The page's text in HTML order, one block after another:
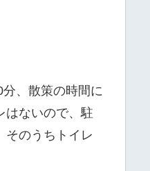
、散策の時間に
はないので、駐
そのうちトイレ